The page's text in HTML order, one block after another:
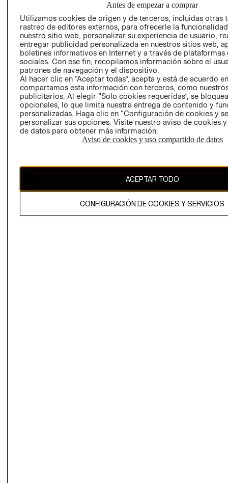
PRENSA
RELACIÓN CON
INVERSIONISTAS
POLÍTICA
EMPRESARIAL
- RETIRO EN
TIENDA
TÉRMINOS Y
CONDICIONES
PRIVACIDAD
GIFT CARD
AVISO DE
COOKIES
Uruguay ($U)
Antes de empezar a comprar
Utilizamos cookies de origen y de terceros, incluidas otras
rastreo de editores externos, para ofrecerle la
nuestro sitio web, personalizar su experiencia de usuario,
entregar publicidad personalizada en nuestros sitios web,
boletines informativos en Internet y a través de plataformas
sociales. Con ese fin, recopilamos información sobre el
patrones de navegación y el dispositivo.
Al hacer clic en “Aceptar todas”, acepta y está de acuerdo
compartamos esta información con terceros, como
publicitarios. Al elegir “Solo cookies requeridas”, se
opcionales, lo que limita nuestra entrega de contenido y
personalizadas. Haga clic en “Configuración de cookies y
personalizar sus opciones. Visite nuestro aviso de cookies
de datos para obtener más información.
Aviso de cookies y uso compartido de datos
ACEPTAR TODO
CONFIGURACIÓN DE COOKIES Y SERVICIOS